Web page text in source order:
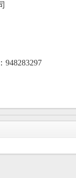
： 948283297